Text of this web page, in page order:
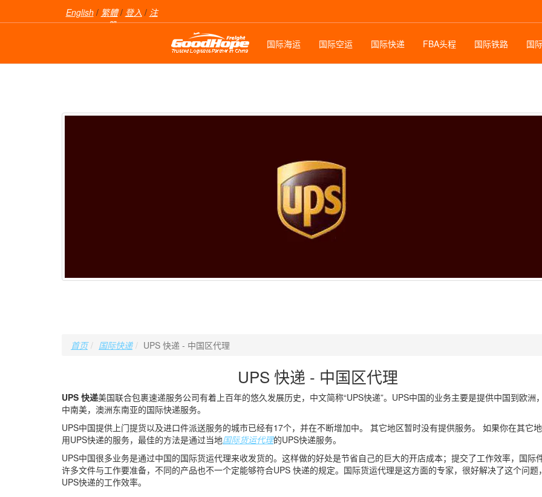
English/ 繁體/ 登入/ 注
册
国际海运
国际空运 国际快递 FBA头程 国际铁路 国
首页 国际快递 UPS 快递 - 中国区代理
UPS 快递 - 中国区代理
UPS 快递美国联合包裹速递服务公司有着上百年的悠久发展历史，中文简称“UPS快递”。UPS中国的业务主要是提供中国到欧洲，
中南美，澳洲东南亚的国际快递服务。
UPS中国提供上门提货以及进口件派送服务的城市已经有17个，并在不断增加中。 其它地区暂时没有提供服务。 如果你在其它
用UPS快递的服务，最佳的方法是通过当地国际货运代理的UPS快递服务。
UPS中国很多业务是通过中国的国际货运代理来收发货的。这样做的好处是节省自己的巨大的开店成本；提交了工作效率，国际
许多文件与工作要准备，不同的产品也不一个定能够符合UPS 快递的规定。国际货运代理是这方面的专家，很好解决了这个问题
UPS快递的工作效率。